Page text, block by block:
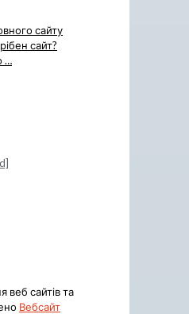
сайту
сайт?
…
веб сайтів та
Вебсайт